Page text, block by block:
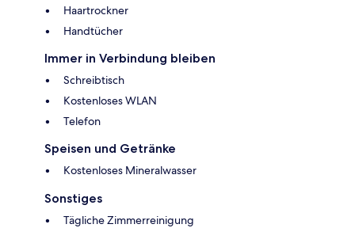
Haartrockner
Handtücher
Immer in Verbindung bleiben
Schreibtisch
Kostenloses WLAN
Telefon
Speisen und Getränke
Kostenloses Mineralwasser
Sonstiges
Tägliche Zimmerreinigung